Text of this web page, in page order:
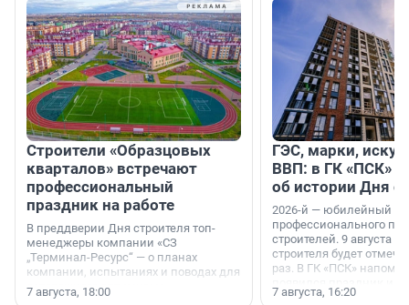
Строители «Образцовых
кварталов» встречают
профессиональный
праздник на работе
В преддверии Дня строителя топ-
менеджеры компании «СЗ
„Терминал-Ресурс“ — о планах
компании, испытаниях и поводах для
осторожного оптимизма.
7 августа, 18:00
ГЭС, марки,
ВВП: в ГК «ПСК»
об истории Дня
2026-й — юбилейный
профессионального
строителей. 9 августа
строителя будет
раз. В ГК «ПСК»
поменялась роль
7 августа, 16:20